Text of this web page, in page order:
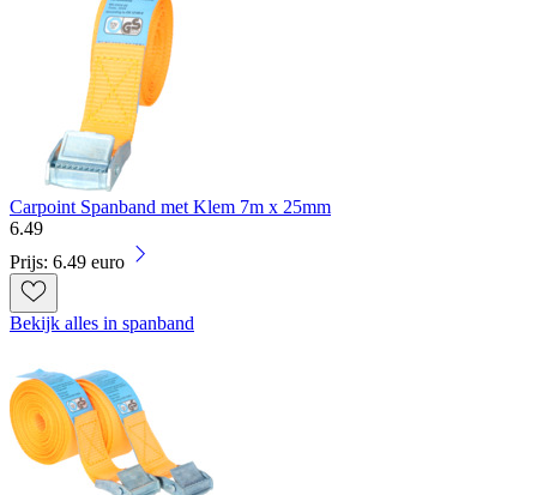
Carpoint Spanband met Klem 7m x 25mm
6.49
Prijs: 6.49 euro
Bekijk alles in spanband